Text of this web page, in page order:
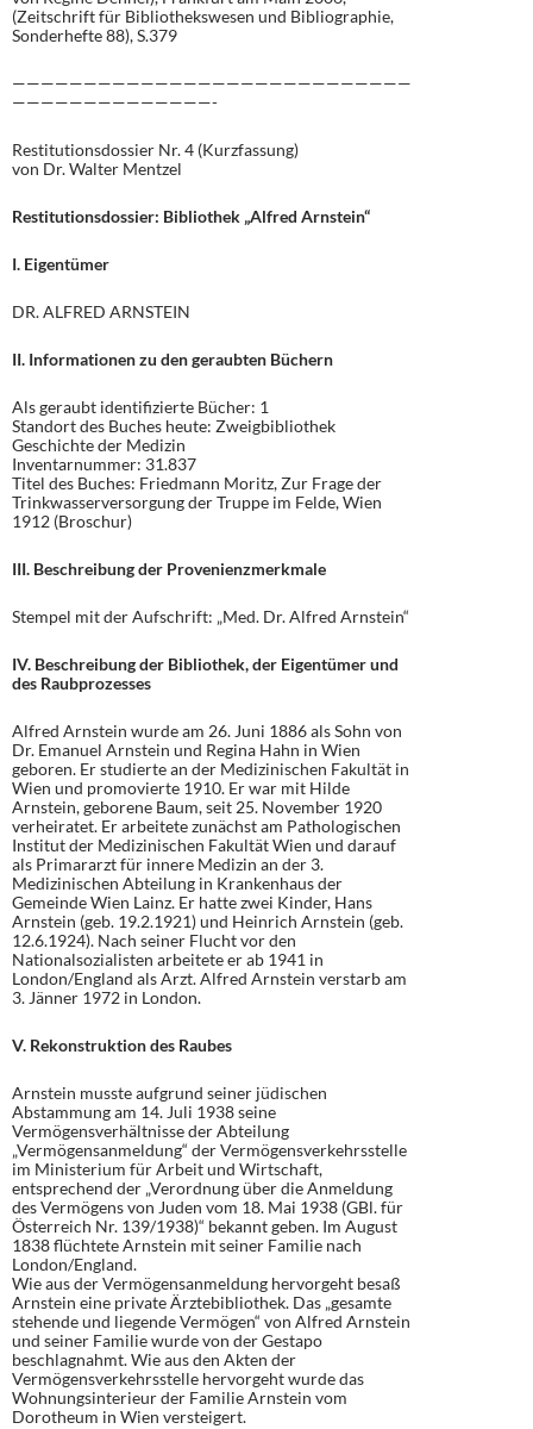
(Zeitschrift für Bibliothekswesen und Bibliographie,
Sonderhefte 88), S.379
————————————————————————————
——————————————-
Restitutionsdossier Nr. 4 (Kurzfassung)
von Dr. Walter Mentzel
Restitutionsdossier: Bibliothek „Alfred Arnstein“
I. Eigentümer
DR. ALFRED ARNSTEIN
II. Informationen zu den geraubten Büchern
Als geraubt identifizierte Bücher: 1
Standort des Buches heute: Zweigbibliothek
Geschichte der Medizin
Inventarnummer: 31.837
Titel des Buches: Friedmann Moritz, Zur Frage der
Trinkwasserversorgung der Truppe im Felde, Wien
1912 (Broschur)
III. Beschreibung der Provenienzmerkmale
Stempel mit der Aufschrift: „Med. Dr. Alfred Arnstein“
IV. Beschreibung der Bibliothek, der Eigentümer und
des Raubprozesses
Alfred Arnstein wurde am 26. Juni 1886 als Sohn von
Dr. Emanuel Arnstein und Regina Hahn in Wien
geboren. Er studierte an der Medizinischen Fakultät in
Wien und promovierte 1910. Er war mit Hilde
Arnstein, geborene Baum, seit 25. November 1920
verheiratet. Er arbeitete zunächst am Pathologischen
Institut der Medizinischen Fakultät Wien und darauf
als Primararzt für innere Medizin an der 3.
Medizinischen Abteilung in Krankenhaus der
Gemeinde Wien Lainz. Er hatte zwei Kinder, Hans
Arnstein (geb. 19.2.1921) und Heinrich Arnstein (geb.
12.6.1924). Nach seiner Flucht vor den
Nationalsozialisten arbeitete er ab 1941 in
London/England als Arzt. Alfred Arnstein verstarb am
3. Jänner 1972 in London.
V. Rekonstruktion des Raubes
Arnstein musste aufgrund seiner jüdischen
Abstammung am 14. Juli 1938 seine
Vermögensverhältnisse der Abteilung
„Vermögensanmeldung“ der Vermögensverkehrsstelle
im Ministerium für Arbeit und Wirtschaft,
entsprechend der „Verordnung über die Anmeldung
des Vermögens von Juden vom 18. Mai 1938 (GBl. für
Österreich Nr. 139/1938)“ bekannt geben. Im August
1838 flüchtete Arnstein mit seiner Familie nach
London/England.
Wie aus der Vermögensanmeldung hervorgeht besaß
Arnstein eine private Ärztebibliothek. Das „gesamte
stehende und liegende Vermögen“ von Alfred Arnstein
und seiner Familie wurde von der Gestapo
beschlagnahmt. Wie aus den Akten der
Vermögensverkehrsstelle hervorgeht wurde das
Wohnungsinterieur der Familie Arnstein vom
Dorotheum in Wien versteigert.